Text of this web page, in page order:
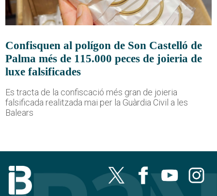
Confisquen al polígon de Son Castelló de
Palma més de 115.000 peces de joieria de
luxe falsificades
Es tracta de la confiscació més gran de joieria
falsificada realitzada mai per la Guàrdia Civil a les
Balears